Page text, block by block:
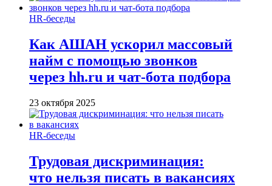
HR-беседы
Как АШАН ускорил массовый
найм с помощью звонков
через hh.ru и чат-бота подбора
23 октября 2025
HR-беседы
Трудовая дискриминация:
что нельзя писать в вакансиях